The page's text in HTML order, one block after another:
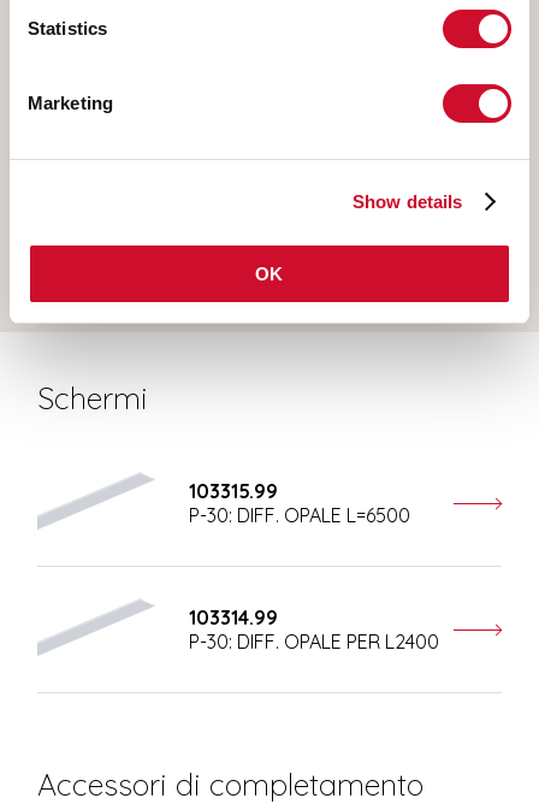
Statistics
Marketing
Show details
OK
TIPO INSTALLAZIONE
PLAFONE
Schermi
103315.99
P-30: DIFF. OPALE L=6500
103314.99
P-30: DIFF. OPALE PER L2400
Accessori di completamento